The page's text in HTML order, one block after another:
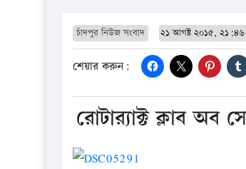
চাঁদপুর নিউজ সংবাদ ২১ আগষ্ট ২০১৫, ২১:৪৬
শেয়ার করুন:
রোটার‌্যাক্ট ক্লাব অব